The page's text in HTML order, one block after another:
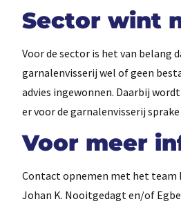
Sector wint
Voor de sector is het van belang
garnalenvisserij wel of geen
advies ingewonnen. Daarbij
er voor de garnalenvisserij
Voor meer
Contact opnemen met het team
Johan K. Nooitgedagt en/of